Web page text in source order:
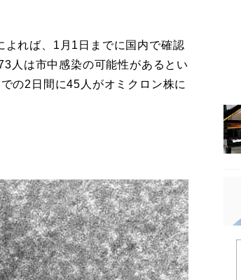
れば、1月1日までに国内で確認
人は市中感染の可能性があるとい
の2日間に45人がオミクロン株に